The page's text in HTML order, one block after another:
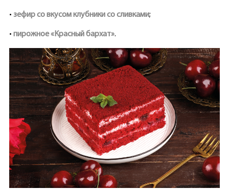
• зефир со вкусом клубники со сливками;
• пирожное «Красный бархат».